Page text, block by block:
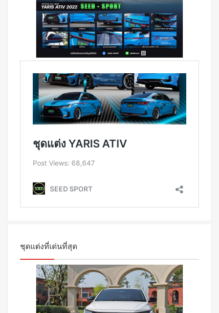
ชุดแต่งที่เด่นที่สุด